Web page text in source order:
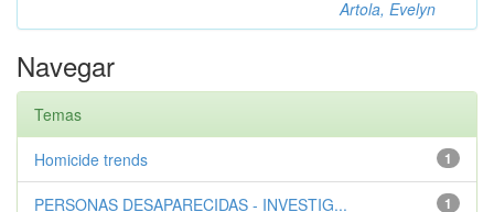
Artola, Evelyn
Navegar
Temas
1
Homicide trends
1
PERSONAS DESAPARECIDAS - INVESTIG...